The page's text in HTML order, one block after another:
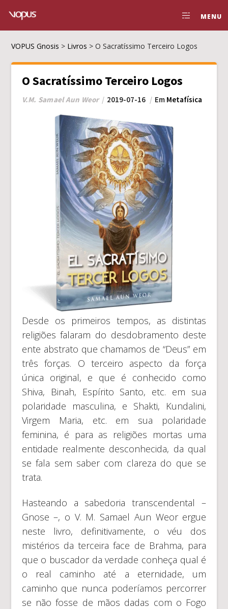
MENU
VOPUS Gnosis > Livros >O Sacratíssimo Terceiro Logos
O Sacratíssimo Terceiro Logos
V.M. Samael Aun Weor 2019-07-16 Em Metafísica
Desde os primeiros tempos, as distintas
religiões falaram do desdobramento deste
ente abstrato que chamamos de “Deus” em
três forças. O terceiro aspecto da força
única original, e que é conhecido como
Shiva, Binah, Espírito Santo, etc. em sua
polaridade masculina, e Shakti, Kundalini,
Virgem Maria, etc. em sua polaridade
feminina, é para as religiões mortas uma
entidade realmente desconhecida, da qual
se fala sem saber com clareza do que se
trata.
Hasteando a sabedoria transcendental –
Gnose –, o V. M. Samael Aun Weor ergue
neste livro, definitivamente, o véu dos
mistérios da terceira face de Brahma, para
que o buscador da verdade conheça qual é
o real caminho até a eternidade, um
caminho que nunca poderíamos percorrer
se não fosse de mãos dadas com o Fogo